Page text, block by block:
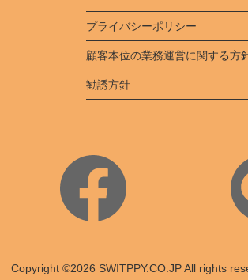
プライバシーポリシー
顧客本位の業務運営に関する方
勧誘方針
Copyright ©2026 SWITPPY.CO.JP All rights